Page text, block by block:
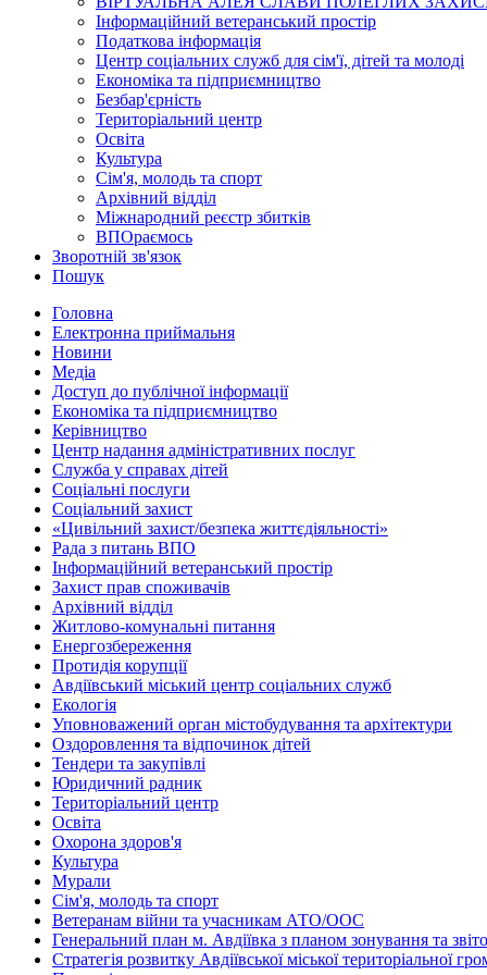
Інформаційний ветеранський простір
Податкова інформація
Центр соціальних служб для сім'ї, дітей та молоді
Економіка та підприємництво
Безбар'єрність
Територіальний центр
Освіта
Культура
Сім'я, молодь та спорт
Архівний відділ
Міжнародний реєстр збитків
ВПОраємось
Зворотній зв'язок
Пошук
Головна
Електронна приймальня
Новини
Медіа
Доступ до публічної інформації
Економіка та підприємництво
Керівництво
Центр надання адміністративних послуг
Служба у справах дітей
Соціальні послуги
Соціальний захист
«Цивільний захист/безпека життєдіяльності»
Рада з питань ВПО
Інформаційний ветеранський простір
Захист прав споживачів
Архівний відділ
Житлово-комунальні питання
Енергозбереження
Протидія корупції
Авдіївський міський центр соціальних служб
Екологія
Уповноважений орган містобудування та архітектури
Оздоровлення та відпочинок дітей
Тендери та закупівлі
Юридичний радник
Територіальний центр
Освіта
Охорона здоров'я
Культура
Мурали
Сім'я, молодь та спорт
Ветеранам війни та учасникам АТО/ООС
Генеральний план м. Авдіївка з планом зонування та
Стратегія розвитку Авдіївської міської територіальної